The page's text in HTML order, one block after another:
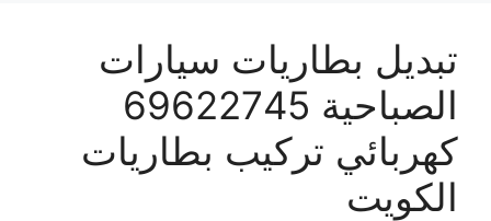
تبديل بطاريات سيارات
الصباحية 69622745
كهربائي تركيب بطاريات
الكويت